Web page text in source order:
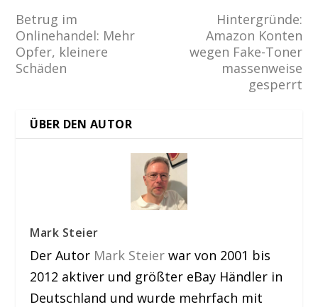
Betrug im
Onlinehandel: Mehr
Opfer, kleinere
Schäden
Hintergründe:
Amazon Konten
wegen Fake-Toner
massenweise
gesperrt
ÜBER DEN AUTOR
Mark Steier
Der Autor Mark Steier war von 2001 bis
2012 aktiver und größter eBay Händler in
Deutschland und wurde mehrfach mit